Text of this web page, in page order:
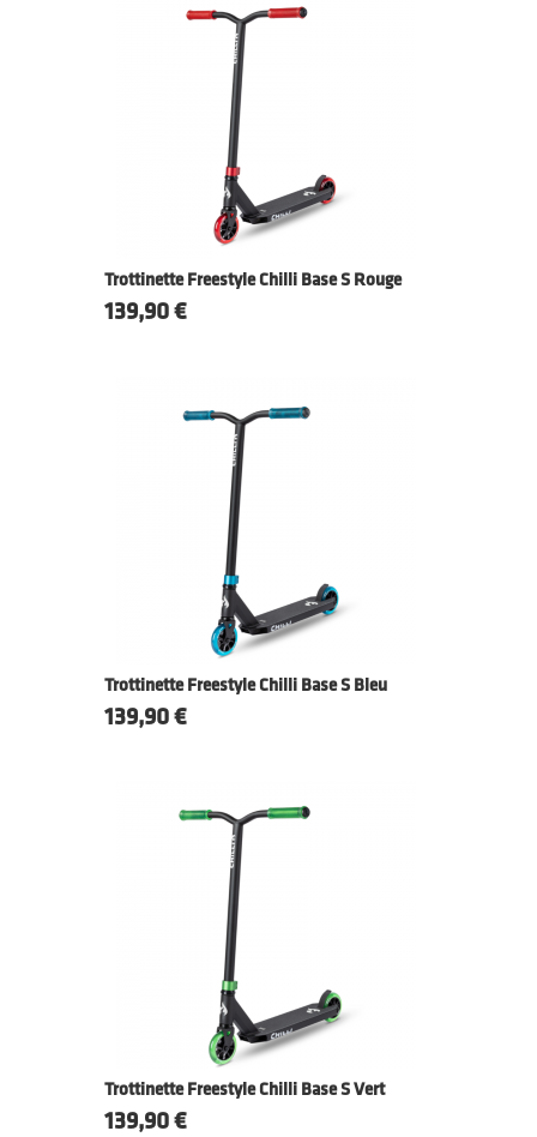
Trottinette Freestyle Chilli Base S Rouge
Prix
139,90 €
Trottinette Freestyle Chilli Base S Bleu
Prix
139,90 €
Trottinette Freestyle Chilli Base S Vert
Prix
139,90 €